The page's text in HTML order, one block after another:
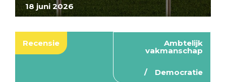
18 juni 2026
Recensie Ambtelijk
vakmanschap
Democratie